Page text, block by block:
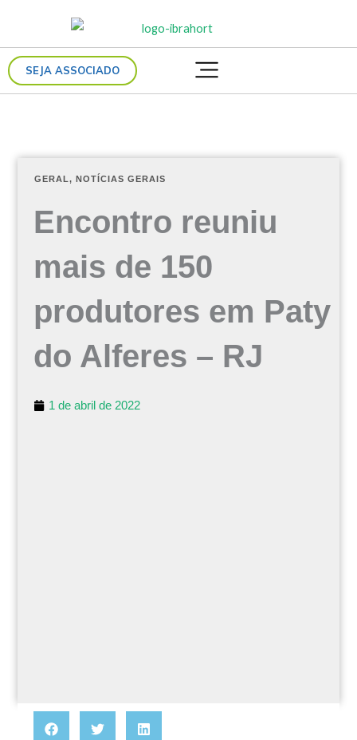
conteúdoSEJA ASSOCIADO
GERAL,NOTÍCIAS GERAIS
Encontro reuniu
mais de 150
produtores em Paty
do Alferes – RJ
1 de abril de 2022